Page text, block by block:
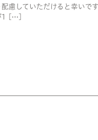
慮していただけると幸いです
1 […]